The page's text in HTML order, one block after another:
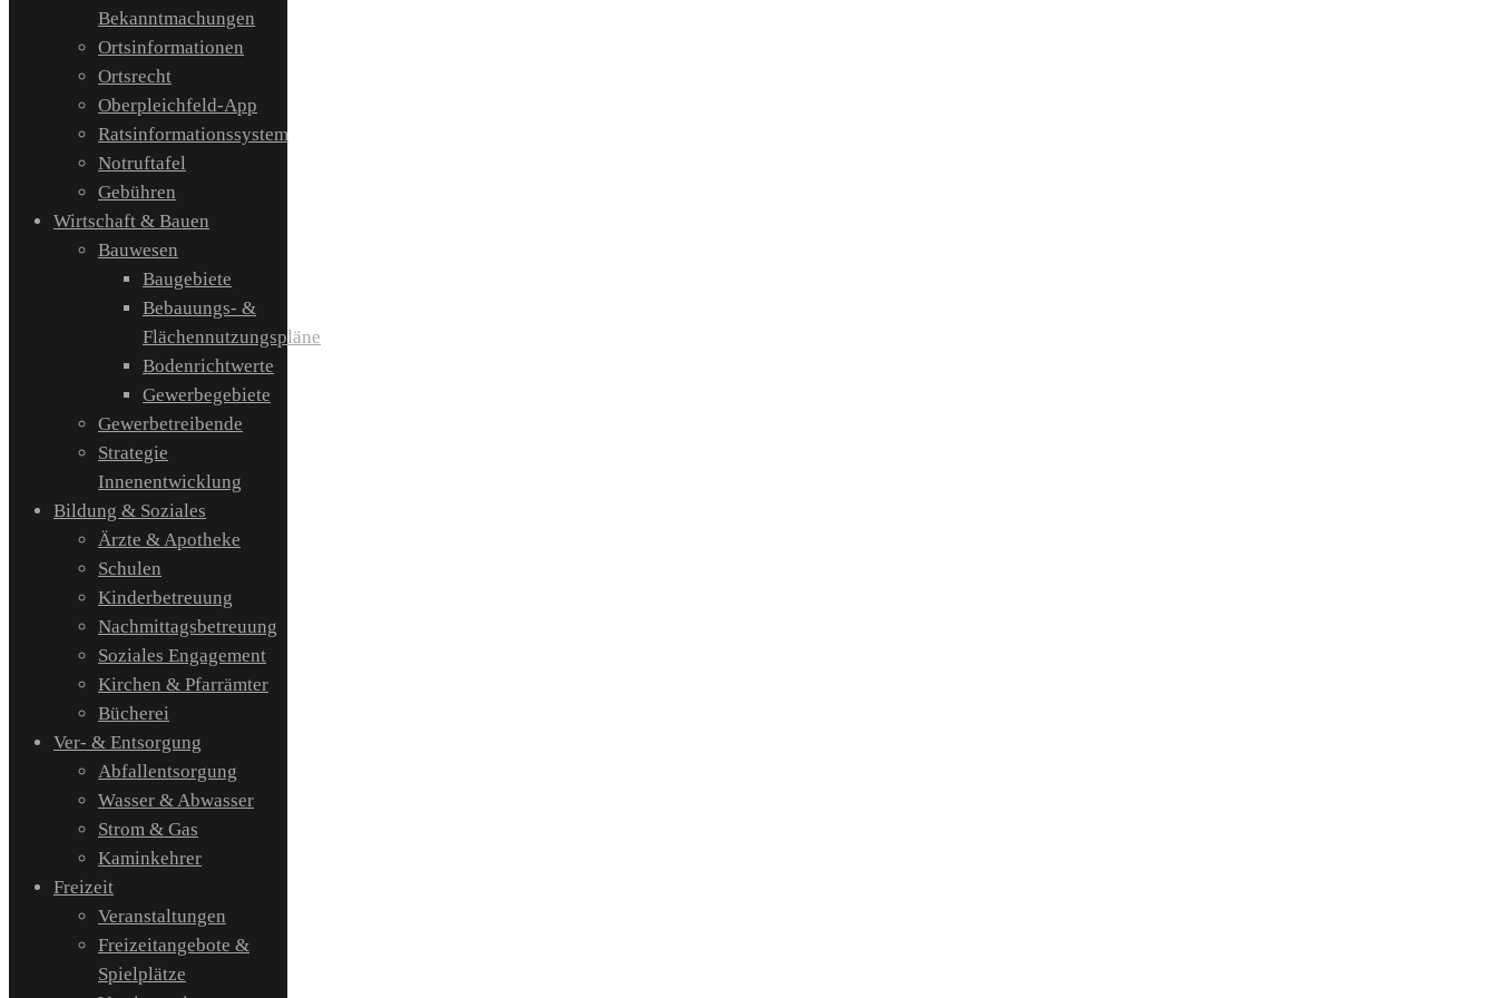
Bekanntmachungen
Ortsinformationen
Ortsrecht
Oberpleichfeld-App
Ratsinformationssystem
Notruftafel
Gebühren
Wirtschaft & Bauen
Bauwesen
Baugebiete
Bebauungs- &
Flächennutzungspläne
Bodenrichtwerte
Gewerbegebiete
Gewerbetreibende
Strategie
Innenentwicklung
Bildung & Soziales
Ärzte & Apotheke
Schulen
Kinderbetreuung
Nachmittagsbetreuung
Soziales Engagement
Kirchen & Pfarrämter
Bücherei
Ver- & Entsorgung
Abfallentsorgung
Wasser & Abwasser
Strom & Gas
Kaminkehrer
Freizeit
Veranstaltungen
Freizeitangebote &
Spielplätze